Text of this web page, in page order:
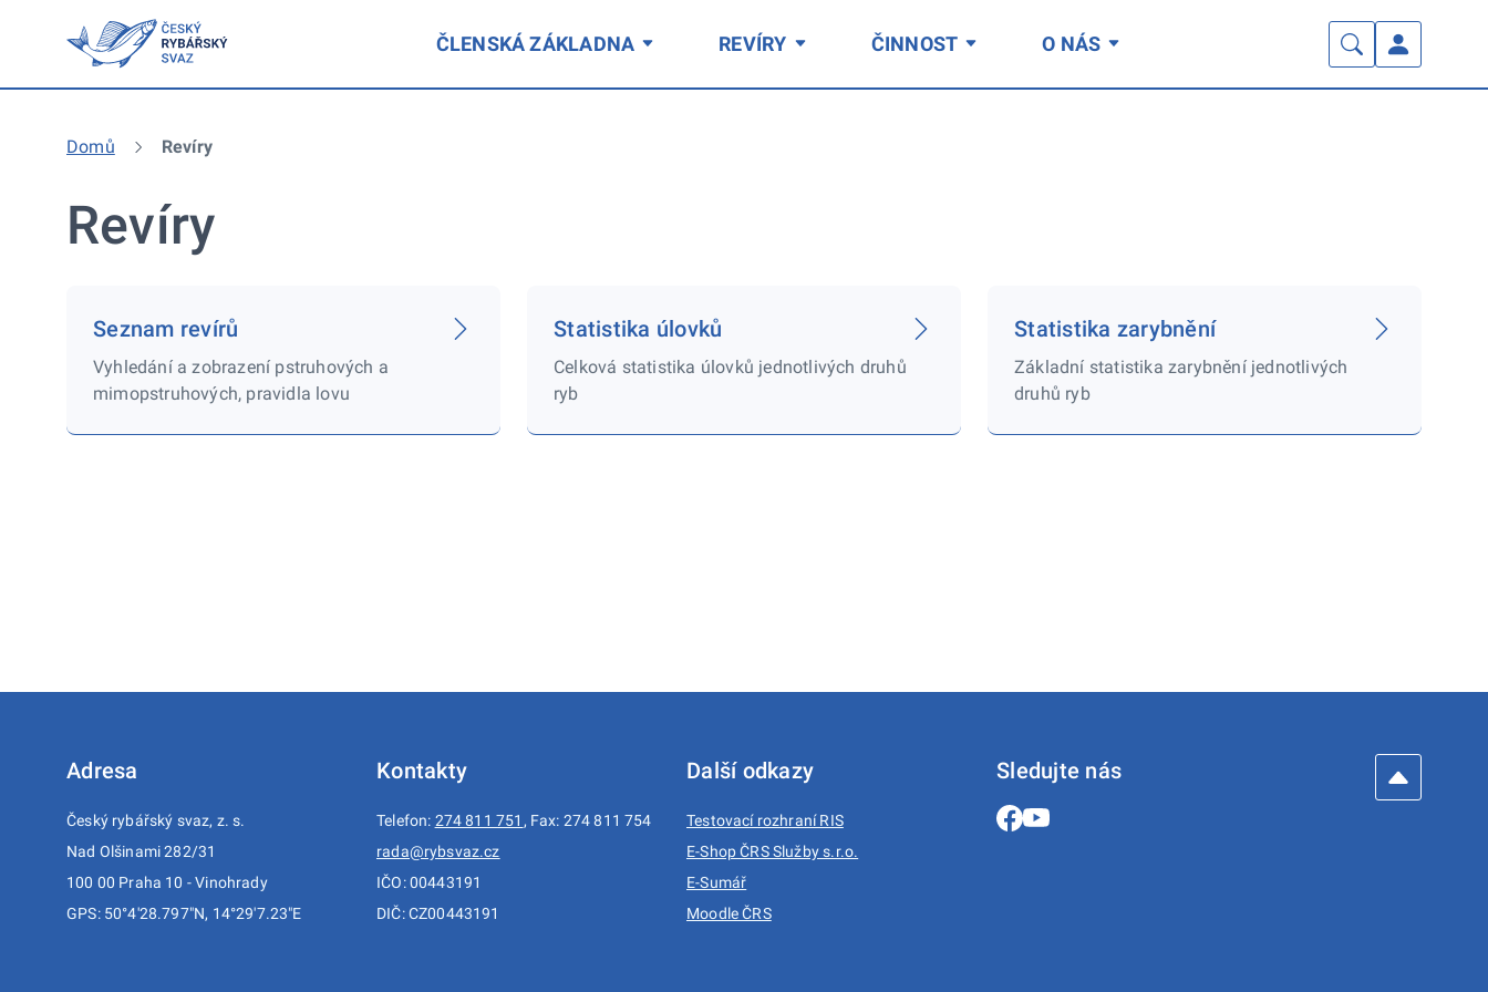
ČLENSKÁ ZÁKLADNA REVÍRY ČINNOST O NÁS
Domů Revíry
Revíry
Seznam revírů
Vyhledání a zobrazení pstruhových a
mimopstruhových, pravidla lovu
Statistika úlovků
Celková statistika úlovků jednotlivých druhů
ryb
Statistika zarybnění
Základní statistika zarybnění jednotlivých
druhů ryb
Adresa
Český rybářský svaz, z. s.
Nad Olšinami 282/31
100 00 Praha 10 - Vinohrady
GPS: 50°4'28.797"N, 14°29'7.23"E
Kontakty
Telefon: 274 811 751 , Fax: 274 811 754
rada@rybsvaz.cz
IČO: 00443191
DIČ: CZ00443191
Další odkazy
Testovací rozhraní RIS
E-Shop ČRS Služby s.r.o.
E-Sumář
Moodle ČRS
Sledujte nás